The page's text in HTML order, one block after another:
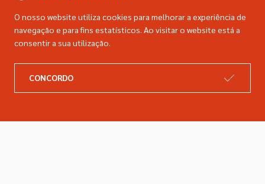
Catálogo
O nosso website utiliza cookies para melhorar a experiência de
navegação e para fins estatísticos. Ao visitar o website está a
consentir a sua utilização.
CONCORDO